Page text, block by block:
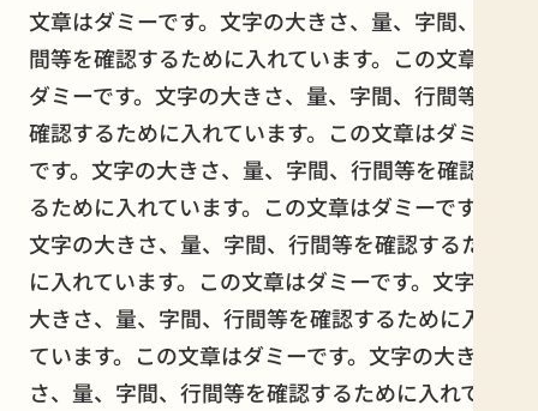
文章はダミーです。文字の大きさ、量、字間、行
間等を確認するために入れています。この文章は
ダミーです。文字の大きさ、量、字間、行間等を
確認するために入れています。この文章はダミー
です。文字の大きさ、量、字間、行間等を確認す
るために入れています。この文章はダミーです。
文字の大きさ、量、字間、行間等を確認するため
に入れています。この文章はダミーです。文字の
大きさ、量、字間、行間等を確認するために入れ
ています。この文章はダミーです。文字の大き
さ、量、字間、行間等を確認するために入れてい